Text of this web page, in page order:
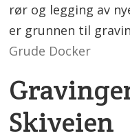
rør og legging av
er grunnen til
Grude Docker
Skiveien